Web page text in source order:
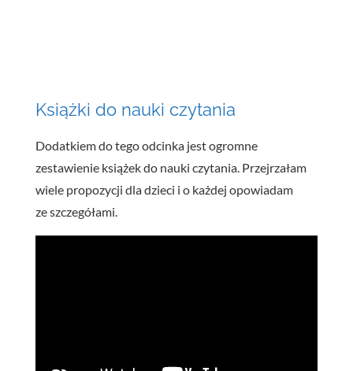
Książki do nauki czytania
Dodatkiem do tego odcinka jest ogromne
zestawienie książek do nauki czytania. Przejrzałam
wiele propozycji dla dzieci i o każdej opowiadam
ze szczegółami.